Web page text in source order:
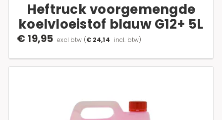
Heftruck voorgemengde
koelvloeistof blauw G12+ 5L
€ 19,95 excl btw (€ 24,14 incl. btw)